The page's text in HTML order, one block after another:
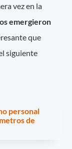
vez en la
emergieron
que
siguiente
personal
de